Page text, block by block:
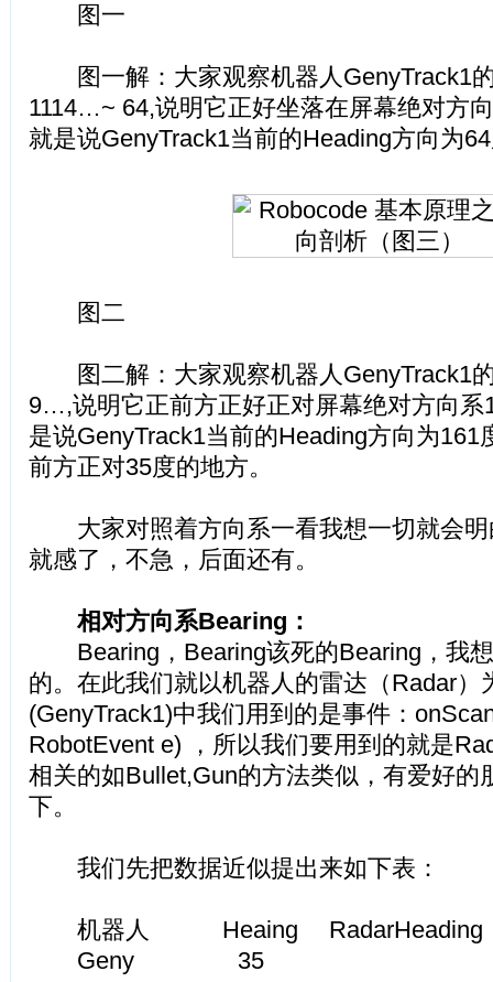
图一
图一解：大家观察机器人GenyTrack1
1114…~ 64,说明它正好坐落在屏幕绝对方
就是说GenyTrack1当前的Heading方向为
图二
图二解：大家观察机器人GenyTrack1
9…,说明它正前方正好正对屏幕绝对方向系
是说GenyTrack1当前的Heading方向为161
前方正对35度的地方。
大家对照着方向系一看我想一切就会明
就感了，不急，后面还有。
相对方向系Bearing：
Bearing，Bearing该死的Bearing，我
的。在此我们就以机器人的雷达（Radar）
(GenyTrack1)中我们用到的是事件：
RobotEvent e) ，所以我们要用到的就是
相关的如Bullet,Gun的方法类似，有爱好的
下。
我们先把数据近似提出来如下表：
机器人 Heaing
Geny 35